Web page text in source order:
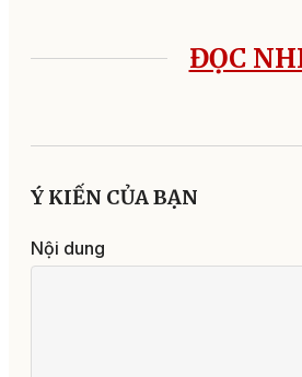
ĐỌC
Ý KIẾN CỦA BẠN
Nội dung